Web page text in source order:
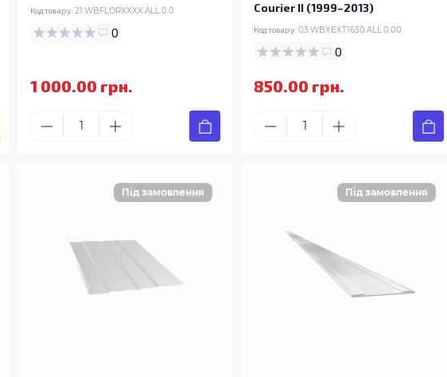
Код товару: 21.WBFLORXXXX.ALL.0.0
0
1 000.00 грн.
Courier II (1999–2013)
Код товару: 03.WBXEXT1650.ALL.0.00
0
850.00 грн.